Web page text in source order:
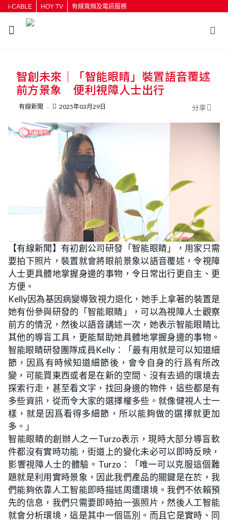
i-CABLE HOY TV 有線寬頻及電訊服務
按輸入鍵開始搜尋
智創未來｜「智能眼睛」裝置語音覆述
前方景象 便利視障人士出行
有線新聞 2025年03月29日 分享
U
n
m
t
L
o
a
d
e
d
:
1
0
4
%
【有線新聞】有初創公司研發「智能眼睛」，用家只需
要拍下照片，裝置就會將眼前景象以語音覆述，令視障
人士更具體地掌握身邊的事物，令日常出行更自主、更
方便。
Kelly因為基因病變導致視力退化，她手上拿著的裝置是
她有份參與研發的「智能眼睛」，可以為視障人士觀察
前方的情況，然後以語音講述一次，她表示智能眼睛比
其他的導盲工具，更能幫助她具體地掌握身邊的事物。
智能眼睛研發團隊成員Kelly：「最有用就是可以知道細
節，因爲有時候知道細節後，會令自身的行爲有所改
變，可能買東西或者是在新的空間、沒有去過的環境去
探索行走，甚至看文字，找回身邊的物件，這些都是有
多些資訊，從而令大家的選擇權多些。就像健視人士一
樣，就是因爲看得多細節，所以能夠做的選擇就更加
多。」
智能眼睛的創辦人之一Turzo表示，現時大部分導盲軟
件都沒有實時功能，街道上的變化未必可以即時反映，
影響視障人士的體驗。Turzo：「唯一可以克服這個難
題就是利用實時景象，因此我們產品的關鍵是在於，我
們能夠依靠人工智能即時描述周遭環境。我們不依賴預
先的信息，我們只需要即時拍一張照片，然後人工智能
就會分析環境，這是其中一個區別。而且它是實時、同